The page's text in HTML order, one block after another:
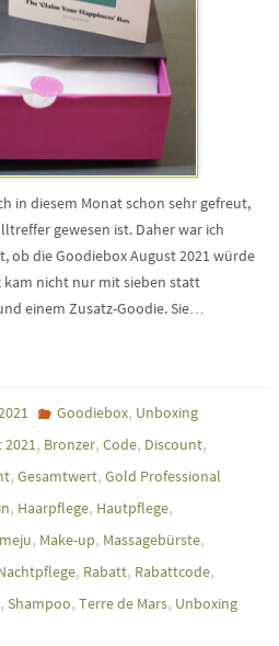
in diesem Monat schon sehr gefreut,
gewesen ist. Daher war ich
ob die Goodiebox August 2021 würde
nicht nur mit sieben statt
einem Zusatz-Goodie. Sie…
Goodiebox, Unboxing
2021, Bronzer,Code, Discount,
, Gesamtwert, Gold Professional
, Haarpflege, Hautpflege,
, Make-up, Massagebürste,
, Rabatt, Rabattcode,
, Shampoo, Terre de Mars, Unboxing